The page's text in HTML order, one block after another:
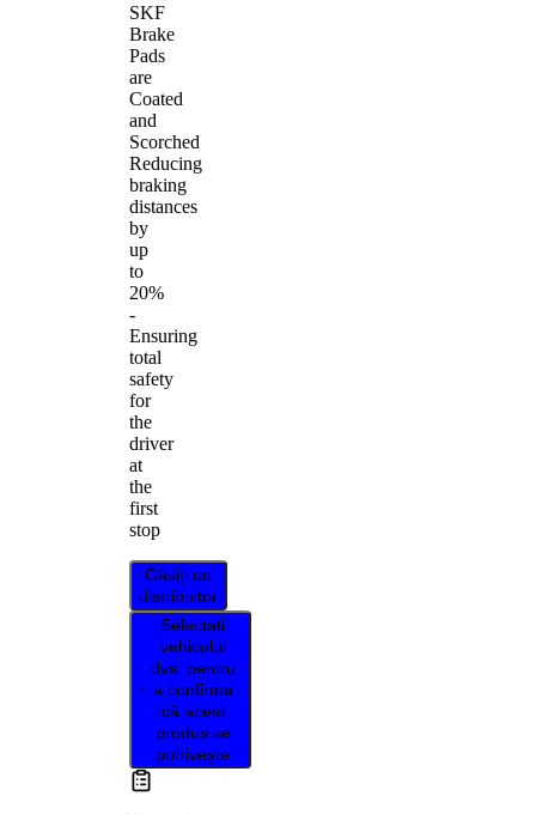
SKF
Brake
Pads
are
Coated
and
Scorched
Reducing
braking
distances
by
up
to
20%
-
Ensuring
total
safety
for
the
driver
at
the
first
stop
Găsiți un
distribuitor
Selectați
vehiculul
dvs. pentru
a confirma
că acest
produs se
potrivește